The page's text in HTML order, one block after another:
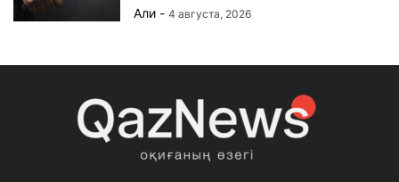
Али - 4 августа, 2026